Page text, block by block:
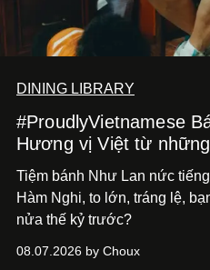
DINING LIBRARY
#ProudlyVietnamese
Hương vị Việt từ
Tiệm bánh Như Lan nức
Hàm Nghi, to lớn, tráng lệ,
nửa thế kỷ trước?
08.07.2026 by Choux